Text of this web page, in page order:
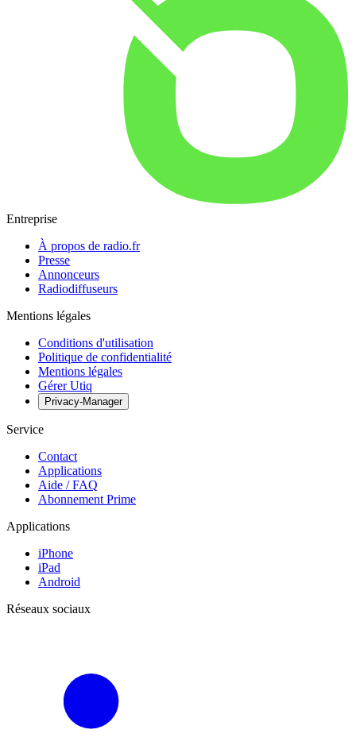
Entreprise
À propos de radio.fr
Presse
Annonceurs
Radiodiffuseurs
Mentions légales
Conditions d'utilisation
Politique de confidentialité
Mentions légales
Gérer Utiq
Privacy-Manager
Service
Contact
Applications
Aide / FAQ
Abonnement Prime
Applications
iPhone
iPad
Android
Réseaux sociaux